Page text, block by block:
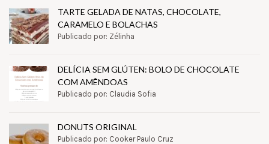
TARTE GELADA DE NATAS, CHOCOLATE,
CARAMELO E BOLACHAS
Publicado por: Zélinha
DELÍCIA SEM GLÚTEN: BOLO DE CHOCOLATE
COM AMÊNDOAS
Publicado por: Claudia Sofia
DONUTS ORIGINAL
Publicado por: Cooker Paulo Cruz